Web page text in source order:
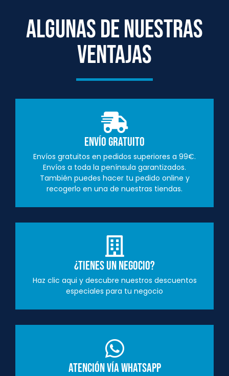
ALGUNAS DE NUESTRAS
VENTAJAS
Envío Gratuito
Envíos gratuitos en pedidos superiores a 99€.
Envíos a toda la península garantizados.
También puedes hacer tu pedido online y
recogerlo en una de nuestras tiendas.
¿Tienes un negocio?
Haz clic aqui y descubre nuestros descuentos
especiales para tu negocio
Atención vía Whatsapp